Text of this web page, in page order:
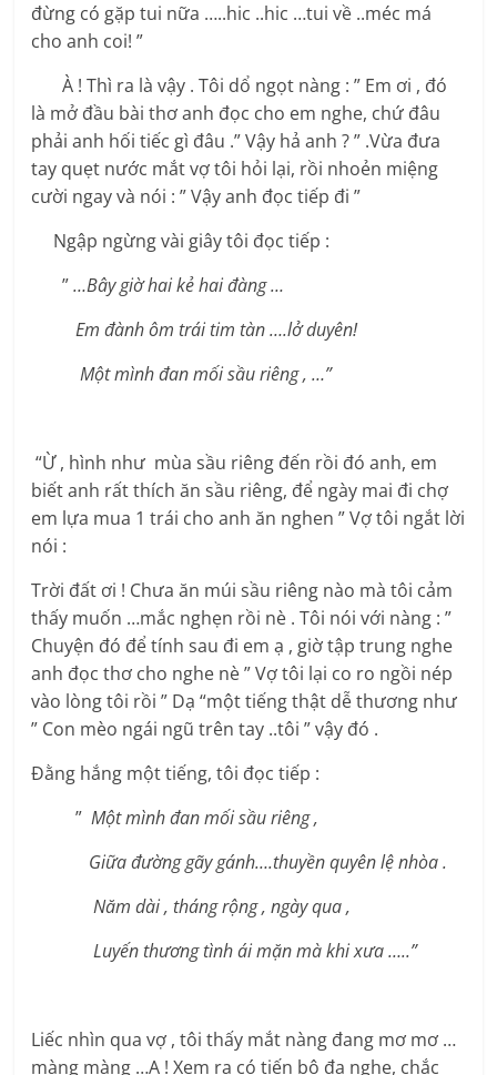
đừng có gặp tui nữa …..hic ..hic …tui về ..méc má
cho anh coi! ”
À ! Thì ra là vậy . Tôi dổ ngọt nàng : ” Em ơi , đó
là mở đầu bài thơ anh đọc cho em nghe, chứ đâu
phải anh hối tiếc gì đâu .” Vậy hả anh ? ” .Vừa đưa
tay quẹt nước mắt vợ tôi hỏi lại, rồi nhoẻn miệng
cười ngay và nói : ” Vậy anh đọc tiếp đi ”
Ngập ngừng vài giây tôi đọc tiếp :
”…Bây giờ hai kẻ hai đàng …
Em đành ôm trái tim tàn ….lở duyên!
Một mình đan mối sầu riêng , …”
“Ừ , hình như mùa sầu riêng đến rồi đó anh, em
biết anh rất thích ăn sầu riêng, để ngày mai đi chợ
em lựa mua 1 trái cho anh ăn nghen ” Vợ tôi ngắt lời
nói :
Trời đất ơi ! Chưa ăn múi sầu riêng nào mà tôi cảm
thấy muốn …mắc nghẹn rồi nè . Tôi nói với nàng : ”
Chuyện đó để tính sau đi em ạ , giờ tập trung nghe
anh đọc thơ cho nghe nè ” Vợ tôi lại co ro ngồi nép
vào lòng tôi rồi ” Dạ “một tiếng thật dễ thương như
” Con mèo ngái ngũ trên tay ..tôi ” vậy đó .
Đằng hắng một tiếng, tôi đọc tiếp :
”Một mình đan mối sầu riêng ,
Giữa đường gãy gánh….thuyền quyên lệ nhòa .
Năm dài , tháng rộng , ngày qua ,
Luyến thương tình ái mặn mà khi xưa …..”
Liếc nhìn qua vợ , tôi thấy mắt nàng đang mơ mơ …
màng màng …A ! Xem ra có tiến bộ đa nghe, chắc